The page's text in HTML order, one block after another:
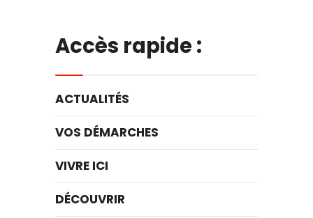
Accès rapide :
ACTUALITÉS
VOS DÉMARCHES
VIVRE ICI
DÉCOUVRIR